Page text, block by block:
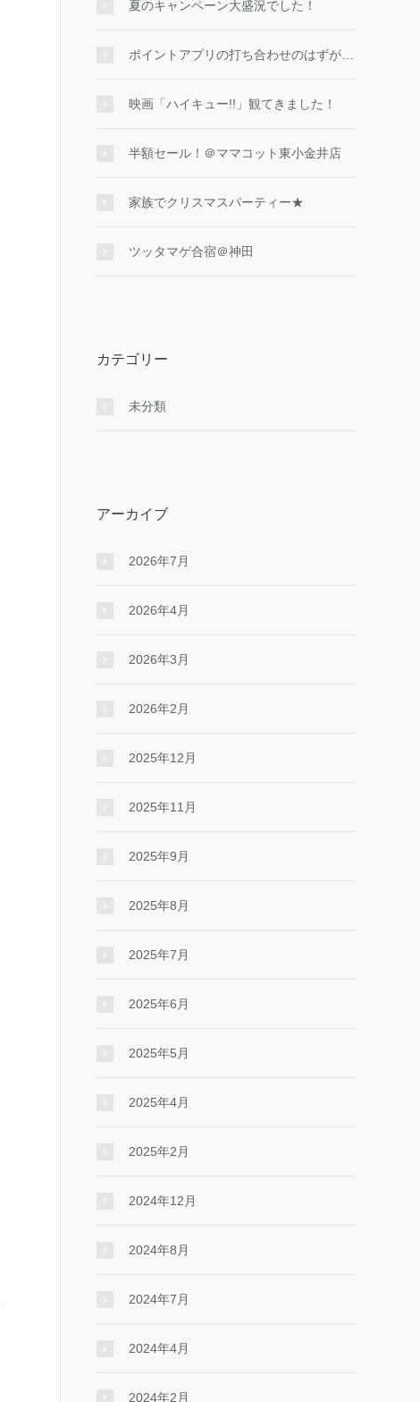
夏のキャンペーン大盛況でした！
ポイントアプリの打ち合わせのはずが…
映画「ハイキュー!!」観てきました！
半額セール！＠ママコット東小金井店
家族でクリスマスパーティー★
ツッタマゲ合宿＠神田
カテゴリー
未分類
アーカイブ
2026年7月
2026年4月
2026年3月
2026年2月
2025年12月
2025年11月
2025年9月
2025年8月
2025年7月
2025年6月
2025年5月
2025年4月
2025年2月
2024年12月
2024年8月
2024年7月
2024年4月
2024年2月